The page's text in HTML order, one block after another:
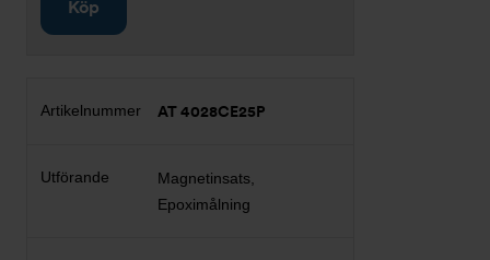
Köp
AT 4028CE25P
Magnetinsats,
Epoximålning